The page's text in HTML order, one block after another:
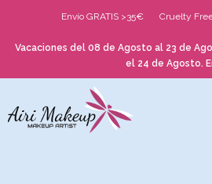
Envío GRATIS >35€ Cruelty
Vacaciones del 08 de Agosto al 23 de
el 24 de Agosto.